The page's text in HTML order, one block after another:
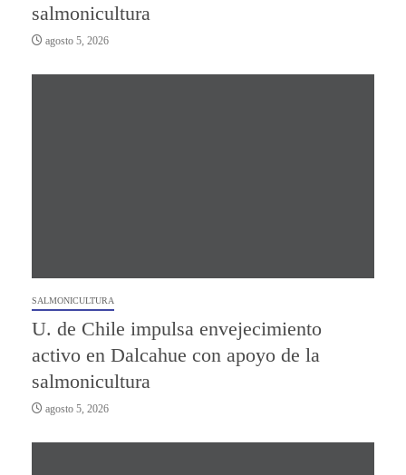
salmonicultura
agosto 5, 2026
SALMONICULTURA
U. de Chile impulsa envejecimiento
activo en Dalcahue con apoyo de la
salmonicultura
agosto 5, 2026